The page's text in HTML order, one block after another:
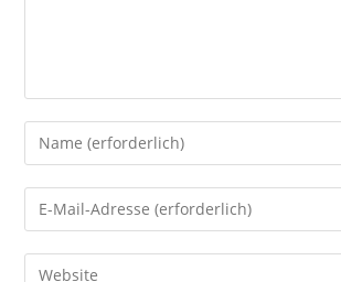
Gib
deinen
Namen
oder
zum
Gib
deine
E-
Gib